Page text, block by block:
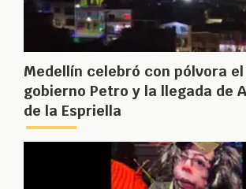
Medellín celebró con pólvora
gobierno Petro y la llegada de
de la Espriella